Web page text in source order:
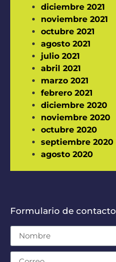
diciembre 2021
noviembre 2021
octubre 2021
agosto 2021
julio 2021
abril 2021
marzo 2021
febrero 2021
diciembre 2020
noviembre 2020
octubre 2020
septiembre 2020
agosto 2020
Formulario de contacto